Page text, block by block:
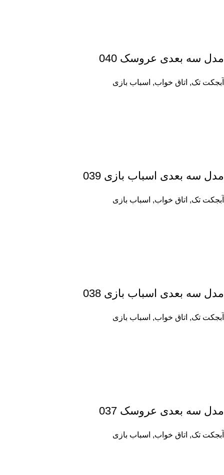
مدل سه بعدی عروسک 040
آبجکت تک, اتاق خواب, اسباب بازی
مدل سه بعدی اسباب بازی 039
آبجکت تک, اتاق خواب, اسباب بازی
مدل سه بعدی اسباب بازی 038
آبجکت تک, اتاق خواب, اسباب بازی
مدل سه بعدی عروسک 037
آبجکت تک, اتاق خواب, اسباب بازی